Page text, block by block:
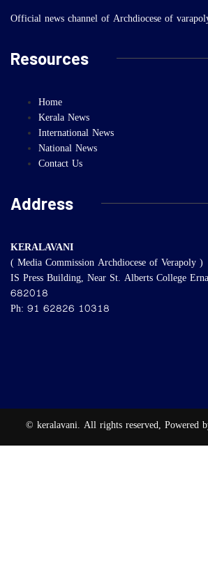
Official news channel of Archdiocese of
Resources
Home
Kerala News
International News
National News
Contact Us
Address
KERALAVANI
( Media Commission Archdiocese of Verapoly )
IS Press Building, Near St. Alberts College
682018
Ph: 91 62826 10318
© keralavani. All rights reserved, Powered